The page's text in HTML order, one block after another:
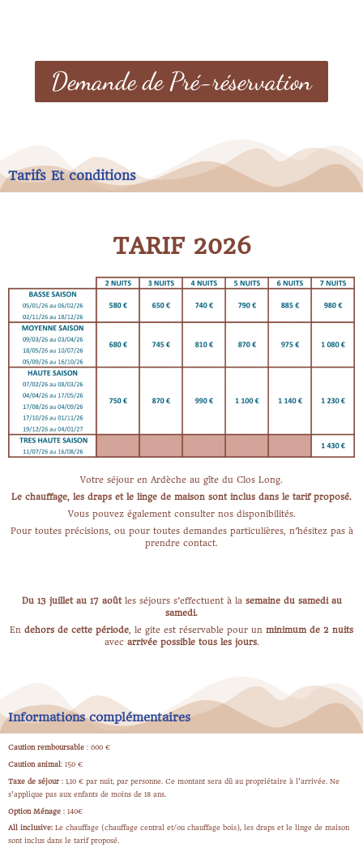
Demande de Pré-réservation
Tarifs Et conditions
TARIF 2026
Votre séjour en Ardèche au gîte du Clos Long.
Le chauffage, les draps et le linge de maison sont inclus dans le tarif proposé.
Vous pouvez également consulter nos disponibilités.
Pour toutes précisions, ou pour toutes demandes particulières, n’hésitez pas à
prendre contact.
Du 13 juillet au 17 aoûtles séjours s’effectuent à la semaine du samedi au
samedi.
En dehors de cette période, le gite est réservable pour un minimum de 2 nuits
avec arrivée possible tous les jours.
Informations complémentaires
Caution remboursable : 600 €
Caution animal: 150 €
Taxe de séjour : 1,10 € par nuit, par personne. Ce montant sera dû au propriétaire à l’arrivée. Ne
s’applique pas aux enfants de moins de 18 ans.
Option Ménage : 140€
All inclusive: Le chauffage (chauffage central et/ou chauffage bois), les draps et le linge de maison
sont inclus dans le tarif proposé.